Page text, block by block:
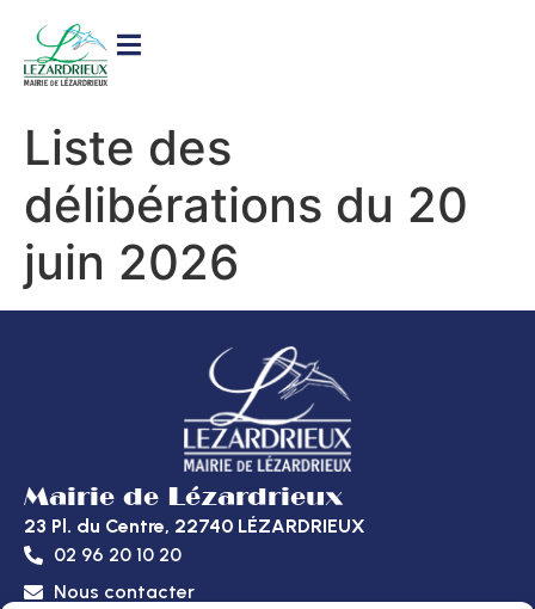
principal
Liste des
délibérations du 20
juin 2026
Mairie de Lézardrieux
23 Pl. du Centre, 22740 LÉZARDRIEUX
02 96 20 10 20
Nous contacter